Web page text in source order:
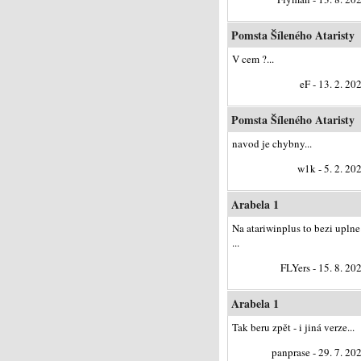
Pomsta Šíleného Ataristy
V cem ?...
eF - 13. 2.
Pomsta Šíleného Ataristy
navod je chybny...
w1k - 5. 2.
Arabela 1
Na atariwinplus to bezi uplne
...
FLYers - 15. 8.
Arabela 1
Tak beru zpět - i jiná verze...
panprase - 29. 7.